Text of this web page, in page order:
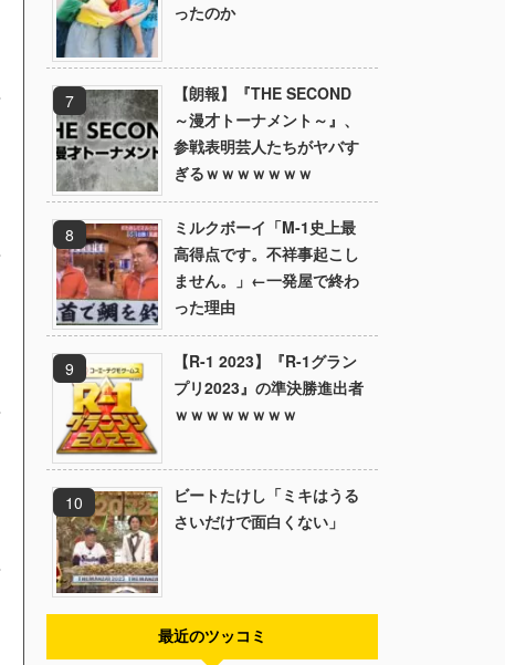
ったのか
【朗報】『THE SECOND
～漫才トーナメント～』、
参戦表明芸人たちがヤバす
ぎるｗｗｗｗｗｗｗ
ミルクボーイ「M-1史上最
高得点です。不祥事起こし
ません。」←一発屋で終わ
った理由
【R-1 2023】『R-1グラン
プリ2023』の準決勝進出者
ｗｗｗｗｗｗｗｗ
ビートたけし「ミキはうる
さいだけで面白くない」
最近のツッコミ